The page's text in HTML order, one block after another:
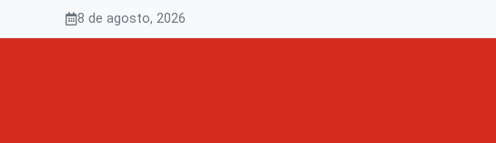
8 de agosto, 2026